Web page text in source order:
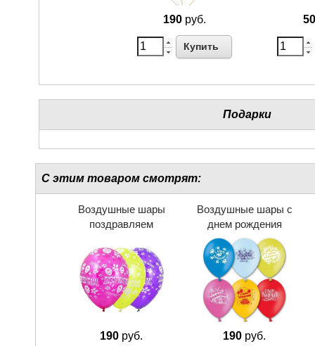
190 руб.
Купить
Подарки
С этим товаром смотрят:
Воздушные шары
поздравляем
190 руб.
Воздушные шары с
днем рождения
190 руб.